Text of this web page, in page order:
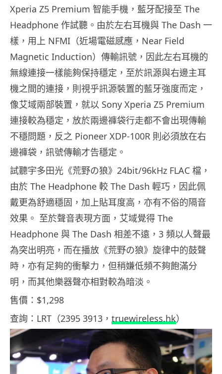
Xperia Z5 Premium 智能手機，藍牙配接至 The
Headphone 作試聽。由於左右耳機與 The Dash 一
樣，用上 NFMI（近場電磁感應，Near Field
Magnetic Induction）傳輸訊號，因此左右耳機的
無線連接一樣能夠保持穩定，至於訊源與右邊主耳
機之間的連接，則視乎訊源裝置的藍牙強度而定，
像艾域兩部裝置，就以 Sony Xperia Z5 Premium
連接較為穩定，放於兩邊褲袋行走都不會出現傳輸
不穩問題，反之 Pioneer XDP-100R 則必須放在右
邊褲袋，訊號傳輸才告穩定。
試聽宇多田光《荒野の狼》24bit/96kHz FLAC 檔，
由於 The Headphone 較 The Dash 輕巧，因此佩
戴更為舒適穩固，加上貼耳度高，亦有不俗的隔音
效果。 至於聲音表現方面，艾域覺得 The
Headphone 與 The Dash 相差不遠，3 頻以人聲最
為突出明亮，而在播放《荒野の狼》旋律中的鼓聲
時，亦有足夠的衝擊力，但稍嫌低頻不夠飽滿分
明，而其他樂器聲亦相對較為暗淡。
售價：$1,298
查詢：LRT（2395 3913， truewireless.hk）